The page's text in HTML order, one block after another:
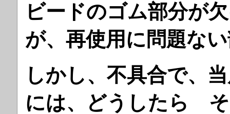
ビードのゴム部分が
が、再使用に問題な
しかし、不具合で、
には、どうしたら